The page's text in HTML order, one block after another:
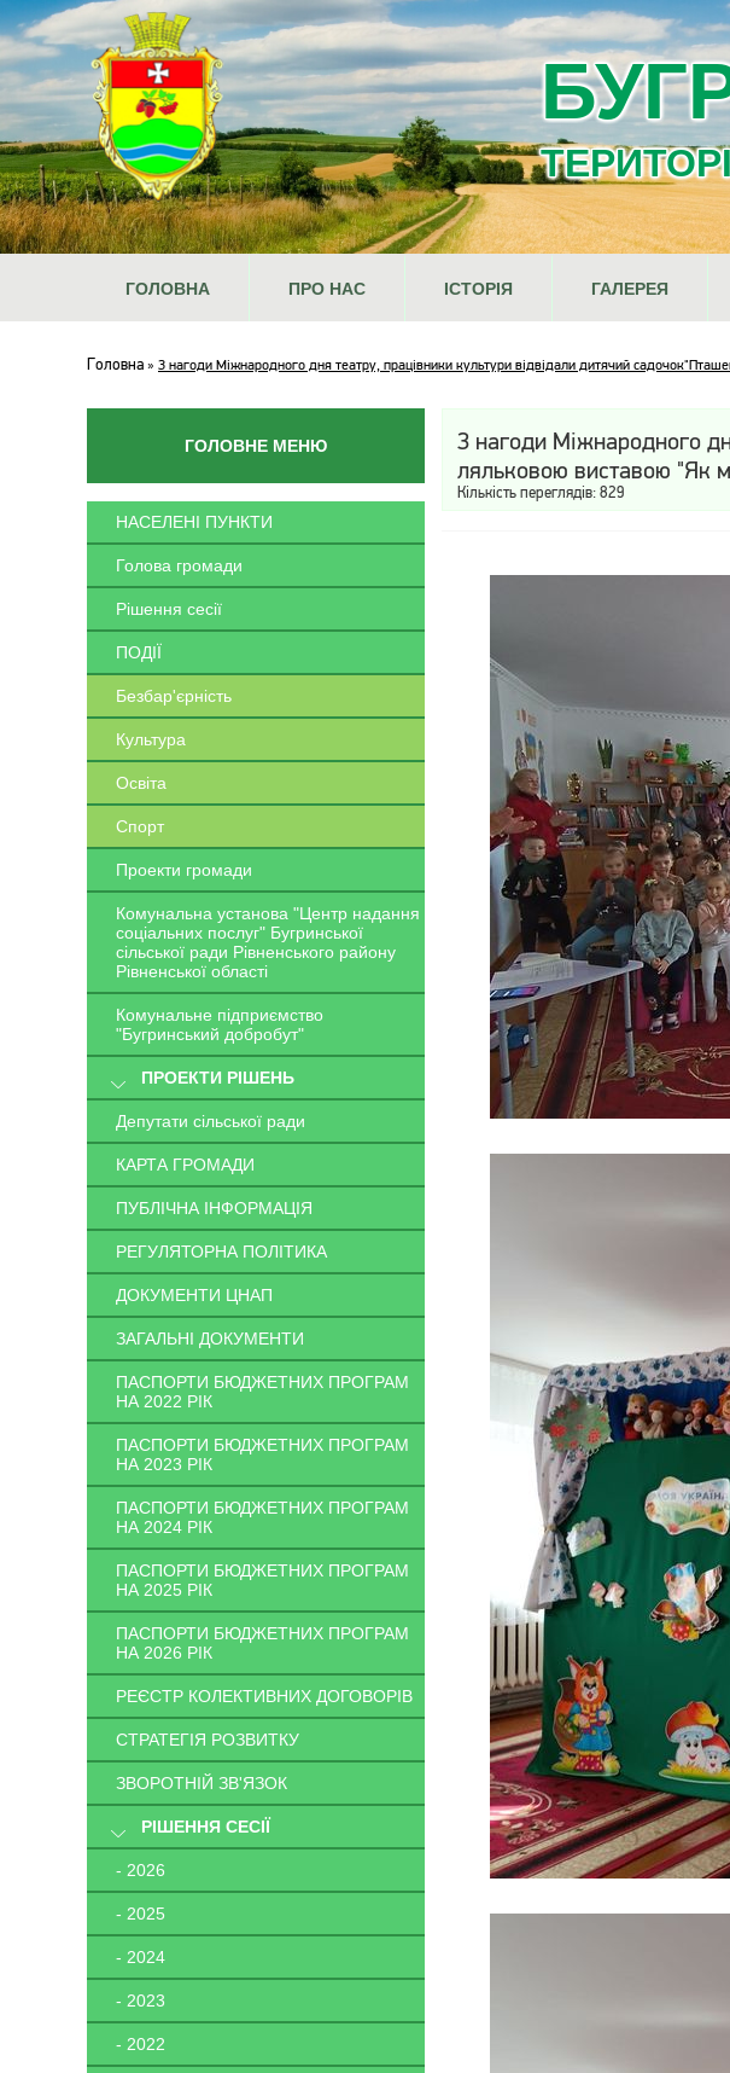
ГОЛОВНА ПРО НАС ІСТОРІЯ ГАЛЕРЕЯ
Головна » З нагоди Міжнародного дня театру, працівники культури відвідали дитячий
ГОЛОВНЕ МЕНЮ
НАСЕЛЕНІ ПУНКТИ
Голова громади
Рішення сесії
ПОДІЇ
Безбар'єрність
Культура
Освіта
Спорт
Проекти громади
Комунальна установа "Центр надання
соціальних послуг" Бугринської
сільської ради Рівненського району
Рівненської області
Комунальне підприємство
"Бугринський добробут"
ПРОЕКТИ РІШЕНЬ
Депутати сільської ради
КАРТА ГРОМАДИ
ПУБЛІЧНА ІНФОРМАЦІЯ
РЕГУЛЯТОРНА ПОЛІТИКА
ДОКУМЕНТИ ЦНАП
ЗАГАЛЬНІ ДОКУМЕНТИ
ПАСПОРТИ БЮДЖЕТНИХ ПРОГРАМ
НА 2022 РІК
ПАСПОРТИ БЮДЖЕТНИХ ПРОГРАМ
НА 2023 РІК
ПАСПОРТИ БЮДЖЕТНИХ ПРОГРАМ
НА 2024 РІК
ПАСПОРТИ БЮДЖЕТНИХ ПРОГРАМ
НА 2025 РІК
ПАСПОРТИ БЮДЖЕТНИХ ПРОГРАМ
НА 2026 РІК
РЕЄСТР КОЛЕКТИВНИХ ДОГОВОРІВ
СТРАТЕГІЯ РОЗВИТКУ
ЗВОРОТНІЙ ЗВ'ЯЗОК
РІШЕННЯ СЕСІЇ
- 2026
- 2025
- 2024
- 2023
- 2022
З нагоди Міжнародного
ляльковою виставою "Як
Кількість переглядів: 829